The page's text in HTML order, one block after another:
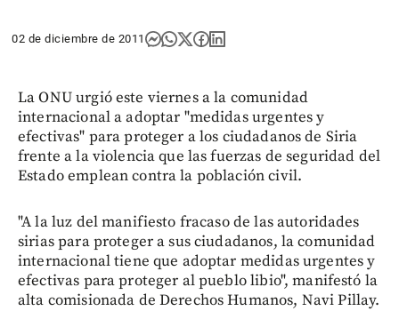
02 de diciembre de 2011
La ONU urgió este viernes a la comunidad
internacional a adoptar "medidas urgentes y
efectivas" para proteger a los ciudadanos de Siria
frente a la violencia que las fuerzas de seguridad del
Estado emplean contra la población civil.
"A la luz del manifiesto fracaso de las autoridades
sirias para proteger a sus ciudadanos, la comunidad
internacional tiene que adoptar medidas urgentes y
efectivas para proteger al pueblo libio", manifestó la
alta comisionada de Derechos Humanos, Navi Pillay.